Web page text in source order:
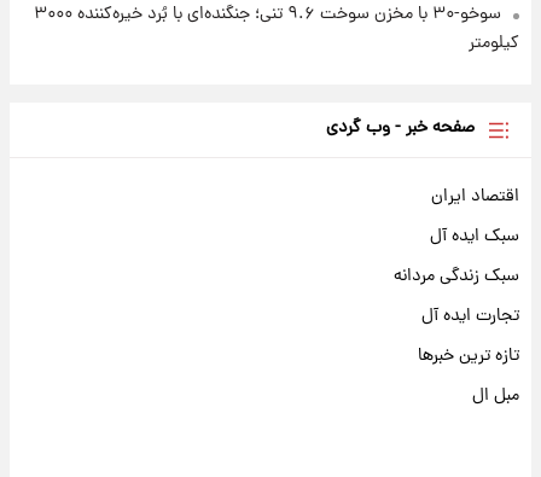
سوخو-۳۰ با مخزن سوخت ۹.۶ تنی؛ جنگنده‌ای با بُرد خیره‌کننده ۳۰۰۰
کیلومتر
صفحه خبر - وب گردی
اقتصاد ایران
سبک ایده آل
سبک زندگی مردانه
تجارت ایده آل
تازه ترین خبرها
مبل ال